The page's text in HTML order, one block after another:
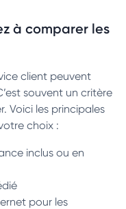
à comparer les
client peuvent
souvent un critère
Voici les principales
choix :
inclus ou en
pour les